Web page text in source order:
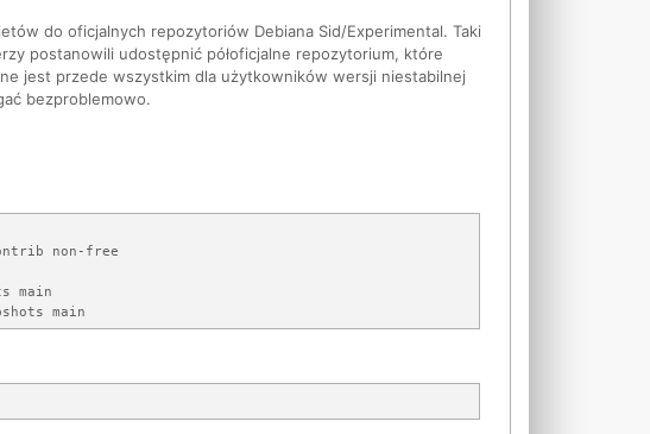
do oficjalnych repozytoriów Debiana Sid/Experimental. Taki
postanowili udostępnić półoficjalne repozytorium, które
jest przede wszystkim dla użytkowników wersji niestabilnej
bezproblemowo.
non-free
main